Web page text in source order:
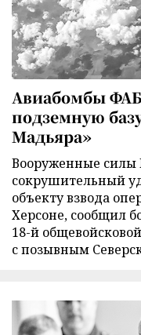
Авиабомбы
подземную
Мадьяра»
Вооруженные силы
сокрушительный
объекту взвода
Херсоне, сообщил
18-й
с позывным